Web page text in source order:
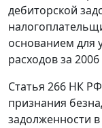
дебиторской
основанием для
расходов за 2006
Статья 266 НК РФ
признания
задолженности в